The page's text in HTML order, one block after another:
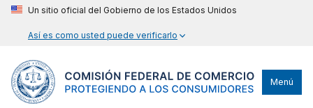
Un sitio oficial del Gobierno de los Estados Unidos
Así es como usted puede verificarlo
Menú